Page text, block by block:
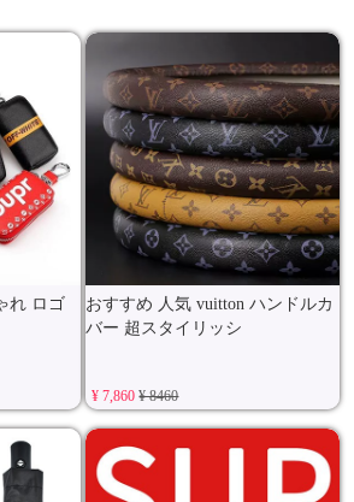
れ ロゴ
おすすめ 人気 vuitton ハンドルカ
バー 超スタイリッシ
¥ 7,860¥ 8460